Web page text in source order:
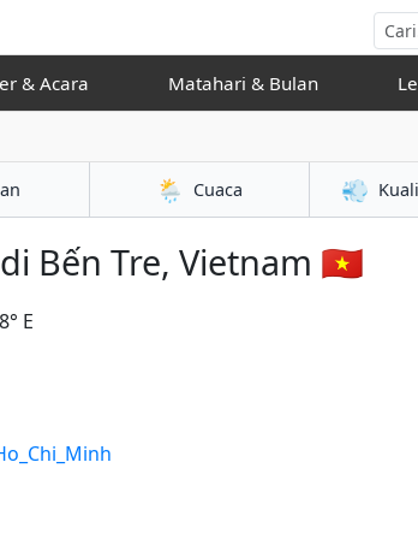
& Acara Matahari & Bulan
🌦️ Cuaca 💨
Bến Tre, Vietnam 🇻🇳
E